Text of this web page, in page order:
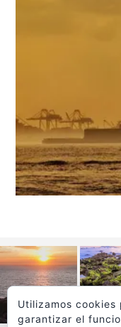
Utilizamos
garantizar el